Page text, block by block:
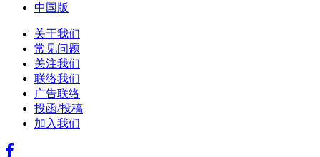
中国版
关于我们
常见问题
关注我们
联络我们
广告联络
投函/投稿
加入我们